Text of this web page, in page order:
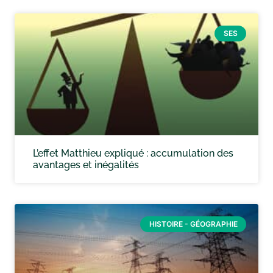
SES
L’effet Matthieu expliqué : accumulation des
avantages et inégalités
HISTOIRE - GÉOGRAPHIE